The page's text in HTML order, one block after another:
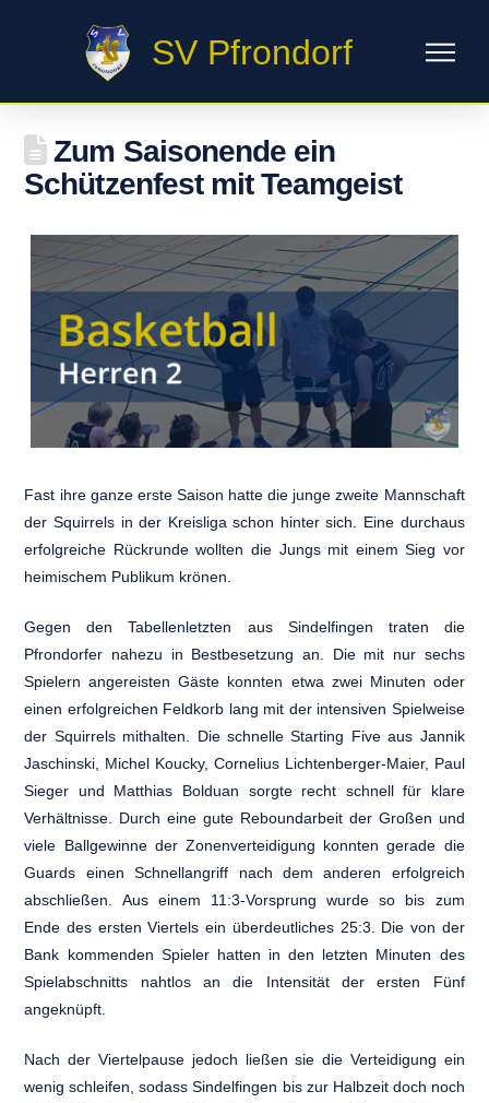
SV Pfrondorf
Zum Saisonende ein
Schützenfest mit Teamgeist
Fast ihre ganze erste Saison hatte die junge zweite Mannschaft
der Squirrels in der Kreisliga schon hinter sich. Eine durchaus
erfolgreiche Rückrunde wollten die Jungs mit einem Sieg vor
heimischem Publikum krönen.
Gegen den Tabellenletzten aus Sindelfingen traten die
Pfrondorfer nahezu in Bestbesetzung an. Die mit nur sechs
Spielern angereisten Gäste konnten etwa zwei Minuten oder
einen erfolgreichen Feldkorb lang mit der intensiven Spielweise
der Squirrels mithalten. Die schnelle Starting Five aus Jannik
Jaschinski, Michel Koucky, Cornelius Lichtenberger-Maier, Paul
Sieger und Matthias Bolduan sorgte recht schnell für klare
Verhältnisse. Durch eine gute Reboundarbeit der Großen und
viele Ballgewinne der Zonenverteidigung konnten gerade die
Guards einen Schnellangriff nach dem anderen erfolgreich
abschließen. Aus einem 11:3-Vorsprung wurde so bis zum
Ende des ersten Viertels ein überdeutliches 25:3. Die von der
Bank kommenden Spieler hatten in den letzten Minuten des
Spielabschnitts nahtlos an die Intensität der ersten Fünf
angeknüpft.
Nach der Viertelpause jedoch ließen sie die Verteidigung ein
wenig schleifen, sodass Sindelfingen bis zur Halbzeit doch noch